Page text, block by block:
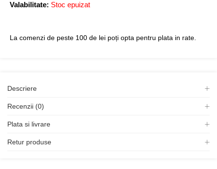
Valabilitate: Stoc epuizat
La comenzi de peste 100 de lei poți opta pentru plata in rate.
Descriere
Recenzii (0)
Plata si livrare
Retur produse